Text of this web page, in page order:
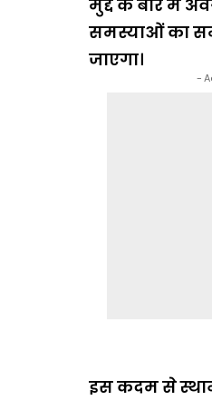
मुद्दे के बारे में
समस्याओं का
जाएगा।
-
इस कदम से